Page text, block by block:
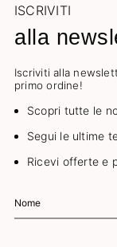
ISCRIVITI
alla
Iscriviti alla
primo ordine!
Scopri tutte le
Segui le ultime
Ricevi offerte e